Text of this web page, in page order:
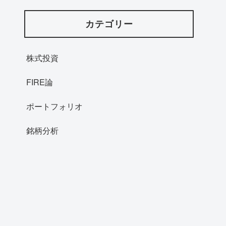
カテゴリー
株式投資
FIRE論
ポートフォリオ
銘柄分析